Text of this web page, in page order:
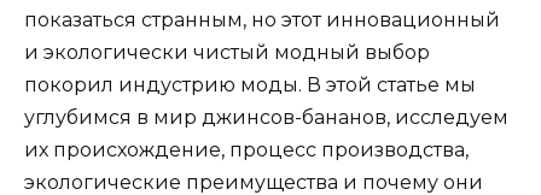
показаться странным, но этот инновационный
и экологически чистый модный выбор
покорил индустрию моды. В этой статье мы
углубимся в мир джинсов-бананов, исследуем
их происхождение, процесс производства,
экологические преимущества и почему они